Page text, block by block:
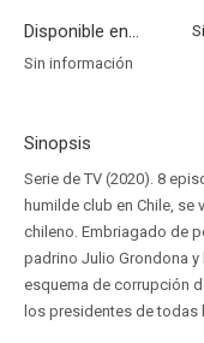
Disponible en...
Sin información
Sinopsis
Serie de TV (2020). 8
humilde club en Chile, se
chileno. Embriagado de
padrino Julio Grondona y
esquema de corrupción
los presidentes de todas